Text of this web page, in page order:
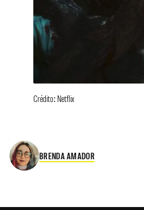
Crédito: Netflix
BRENDA AMADOR